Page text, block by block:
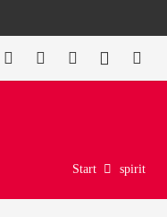
Start spirit